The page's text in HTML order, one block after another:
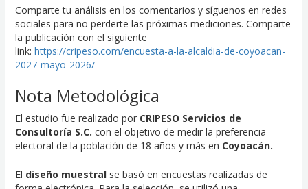
Comparte tu análisis en los comentarios y síguenos en redes
sociales para no perderte las próximas mediciones. Comparte
la publicación con el siguiente
link: https://cripeso.com/encuesta-a-la-alcaldia-de-coyoacan-
2027-mayo-2026/
Nota Metodológica
El estudio fue realizado por CRIPESO Servicios de
Consultoría S.C. con el objetivo de medir la preferencia
electoral de la población de 18 años y más en Coyoacán.
El diseño muestralse basó en encuestas realizadas de